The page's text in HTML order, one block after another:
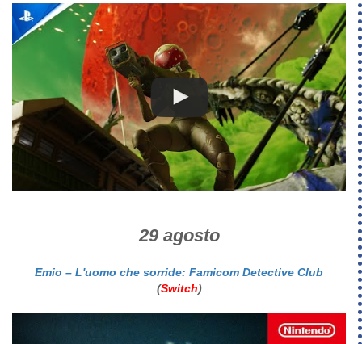
29 agosto
Emio – L'uomo che sorride: Famicom Detective Club
(Switch)